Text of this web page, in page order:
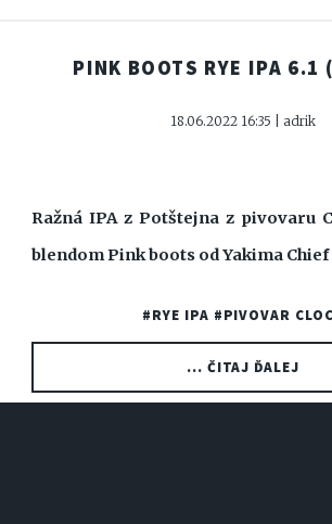
PINK BOOTS RYE IPA 6.1
18.06.2022 16:35 | adrik
Ražná IPA z Potštejna z pivovaru
blendom Pink boots od Yakima
#RYE IPA #PIVOVAR
... ČITAJ ĎALEJ